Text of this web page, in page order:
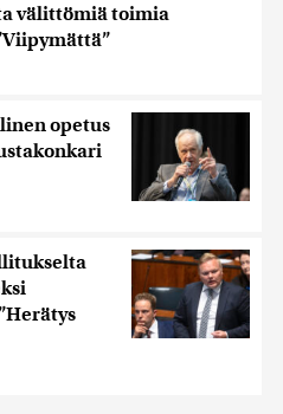
välittömiä toimia
opetus